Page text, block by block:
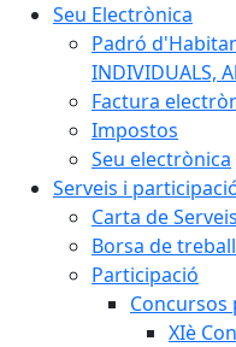
Seu Electrònica
Padró
INDIVIDUALS,
Factura
Impostos
Seu electrònica
Serveis i
Carta de Serveis
Borsa de treball
Participació
Concursos
XIè